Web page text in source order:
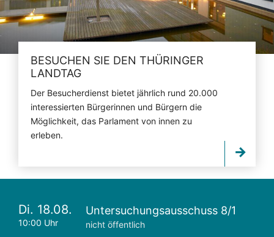
BESUCHEN SIE DEN THÜRINGER
LANDTAG
Der Besucherdienst bietet jährlich rund 20.000
interessierten Bürgerinnen und Bürgern die
Möglichkeit, das Parlament von innen zu
erleben.
Di. 18.08.
10:00 Uhr
Untersuchungsausschuss 8/1
nicht öffentlich